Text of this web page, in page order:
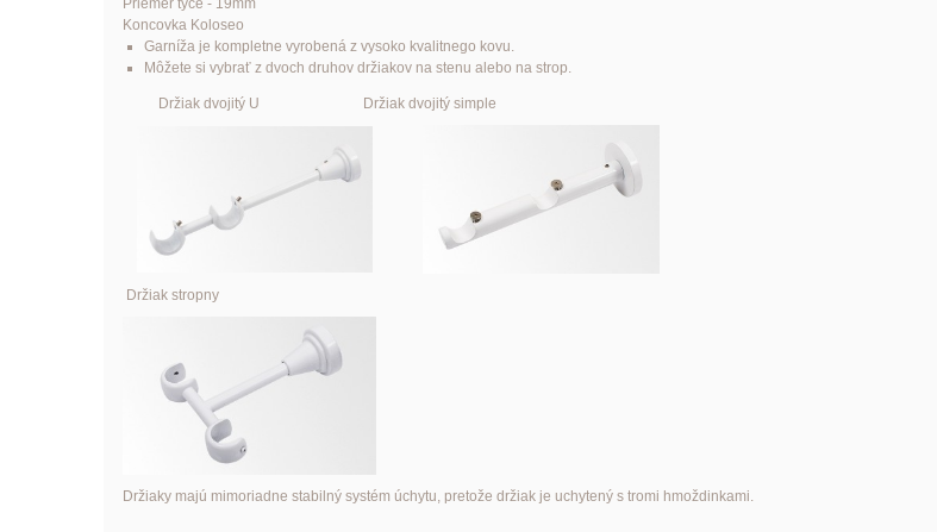
Priemer tyce - 19mm
Koncovka Koloseo
Garníža je kompletne vyrobená z vysoko kvalitnego kovu.
Môžete si vybrať z dvoch druhov držiakov na stenu alebo na strop.
Držiak dvojitý U Držiak dvojitý simple
Držiak stropny
Držiaky majú mimoriadne stabilný systém úchytu, pretože držiak je uchytený s tromi hmoždinkami.